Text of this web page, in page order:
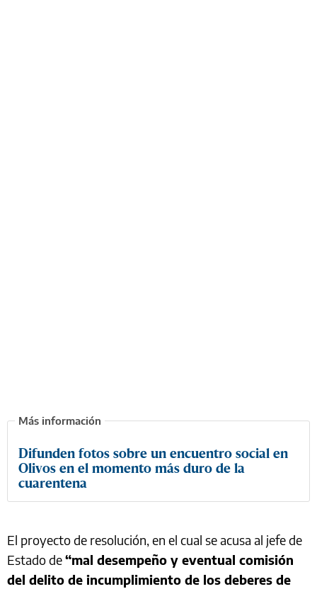
Difunden fotos sobre un encuentro social en
Olivos en el momento más duro de la
cuarentena
El proyecto de resolución, en el cual se acusa al jefe de
Estado de“mal desempeño y eventual comisión
del delito de incumplimiento de los deberes de